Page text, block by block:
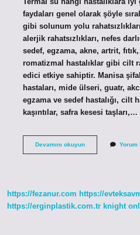
faydaları genel olarak şöyle
gibi solunum yolu
alerjik rahatsızlıkları, nefes
sedef, egzama, akne, artrit,
romatizmal hastalıklar gibi cilt
edici etkiye sahiptir. Manisa
hastaları, mide ülseri, guatr,
egzama ve sedef hastalığı, cilt
kaşıntılar, safra kesesi taşları,…
Devamını okuyunKurşunlu
Yorum
https://fezanur.com https://
https://erginplastik.com.tr knight